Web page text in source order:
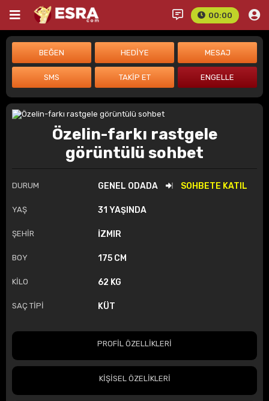
00:00
Özelin-farkı rastgele
görüntülü sohbet
DURUM GENEL ODADA SOHBETE KATIL
YAŞ 31 YAŞINDA
ŞEHİR İZMIR
BOY 175 CM
KİLO 62 KG
SAÇ TİPİ KÜT
PROFİL ÖZELLİKLERİ
KİŞİSEL ÖZELİKLERİ